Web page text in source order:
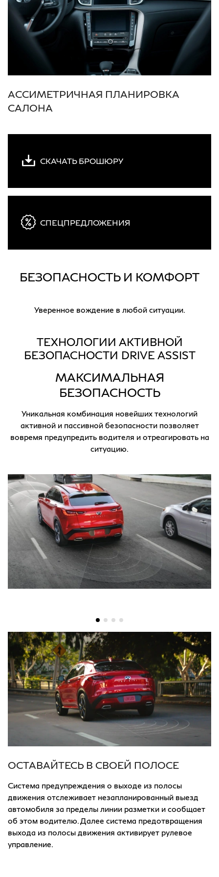
АССИМЕТРИЧНАЯ ПЛАНИРОВКА
САЛОНА
СКАЧАТЬ БРОШЮРУ
СПЕЦПРЕДЛОЖЕНИЯ
БЕЗОПАСНОСТЬ И КОМФОРТ
Уверенное вождение в любой ситуации.
ТЕХНОЛОГИИ АКТИВНОЙ
БЕЗОПАСНОСТИ DRIVE ASSIST
МАКСИМАЛЬНАЯ
БЕЗОПАСНОСТЬ
Уникальная комбинация новейших технологий
активной и пассивной безопасности позволяет
вовремя предупредить водителя и отреагировать на
ситуацию.
ОСТАВАЙТЕСЬ В СВОЕЙ ПОЛОСЕ
Система предупреждения о выходе из полосы
движения отслеживает незапланированный выезд
автомобиля за пределы линии разметки и сообщает
об этом водителю. Далее система предотвращения
выхода из полосы движения активирует рулевое
управление.